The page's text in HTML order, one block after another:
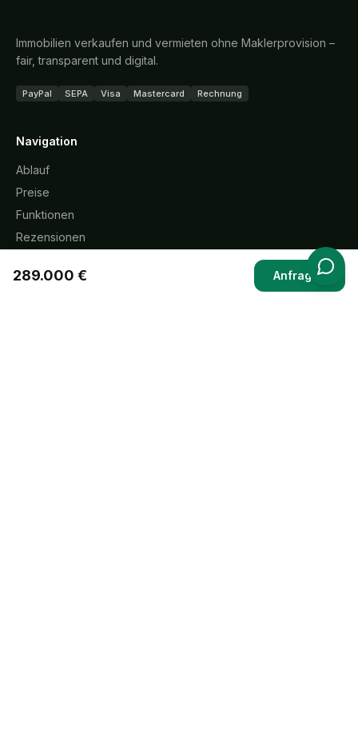
289.000 € Anfragen
Immobilien verkaufen und vermieten ohne Maklerprovision –
fair, transparent und digital.
PayPal SEPA Visa Mastercard Rechnung
Navigation
Ablauf
Preise
Funktionen
Rezensionen
Immobilien